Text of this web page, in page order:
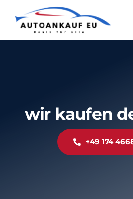
Inhalt
springen
Kontakt
wir kaufen
+49 174